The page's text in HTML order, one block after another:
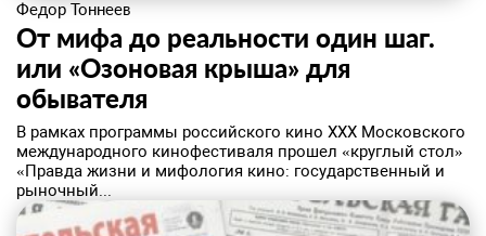
Федор Тоннеев
От мифа до реальности один шаг.
или «Озоновая крыша» для
обывателя
В рамках программы российского кино XXX Московского
международного кинофестиваля прошел «круглый стол»
«Правда жизни и мифология кино: государственный и
рыночный...